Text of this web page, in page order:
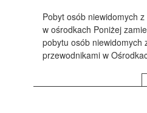
Pobyt osób niewidomych
w ośrodkach Poniżej
pobytu osób niewidomych
przewodnikami w